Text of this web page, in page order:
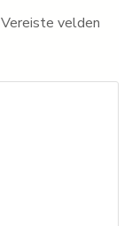
Vereiste velden